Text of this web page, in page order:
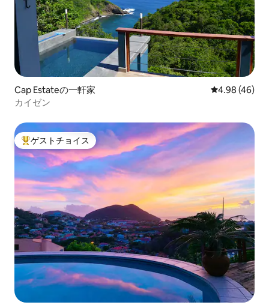
Cap Estateの一軒家 レビュー46
4.98 (46)
カイゼン
大好評のゲストチョイスです。
ゲストチョイス